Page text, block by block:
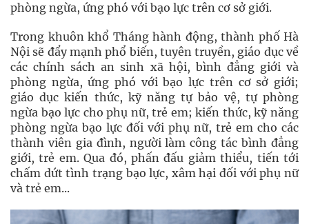
phòng ngừa, ứng phó với bạo lực trên cơ sở giới.
Trong khuôn khổ Tháng hành động, thành phố Hà
Nội sẽ đẩy mạnh phổ biến, tuyên truyền, giáo dục về
các chính sách an sinh xã hội, bình đẳng giới và
phòng ngừa, ứng phó với bạo lực trên cơ sở giới;
giáo dục kiến thức, kỹ năng tự bảo vệ, tự phòng
ngừa bạo lực cho phụ nữ, trẻ em; kiến thức, kỹ năng
phòng ngừa bạo lực đối với phụ nữ, trẻ em cho các
thành viên gia đình, người làm công tác bình đẳng
giới, trẻ em. Qua đó, phấn đấu giảm thiểu, tiến tới
chấm dứt tình trạng bạo lực, xâm hại đối với phụ nữ
và trẻ em...